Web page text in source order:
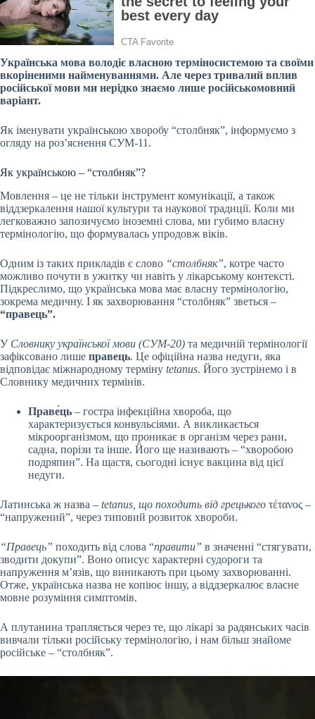
Українська мова володіє власною терміносистемою та своїми
вкоріненими найменуваннями. Але через тривалий вплив
російської мови ми нерідко знаємо лише російськомовний
варіант.
Як іменувати українською хворобу “столбняк”, інформуємо з
огляду на роз’яснення СУМ-11.
Як українською – “столбняк”?
Мовлення – це не тільки інструмент комунікації, а також
віддзеркалення нашої культури та наукової традиції. Коли ми
легковажно запозичуємо іноземні слова, ми губимо власну
термінологію, що формувалась упродовж віків.
Одним із таких прикладів є слово “столбняк”, котре часто
можливо почути в ужитку чи навіть у лікарському контексті.
Підкреслимо, що українська мова має власну термінологію,
зокрема медичну. І як захворювання “столбняк” зветься –
“правець”.
У Словнику української мови (СУМ-20) та медичній термінології
зафіксовано лише правець. Це офіційна назва недуги, яка
відповідає міжнародному терміну tetanus. Його зустрінемо і в
Словнику медичних термінів.
Праве́ць – гостра інфекційна хвороба, що
характеризується конвульсіями. А викликається
мікроорганізмом, що проникає в організм через рани,
садна, порізи та інше. Його ще називають – “хворобою
подряпин”. На щастя, сьогодні існує вакцина від цієї
недуги.
Латинська ж назва – tetanus, що походить від грецького τέτανος –
“напружений”, через типовий розвиток хвороби.
“Правець” походить від слова “правити” в значенні “стягувати,
зводити докупи”. Воно описує характерні судороги та
напруження м’язів, що виникають при цьому захворюванні.
Отже, українська назва не копіює іншу, а віддзеркалює власне
мовне розуміння симптомів.
А плутанина трапляється через те, що лікарі за радянських часів
вивчали тільки російську термінологію, і нам більш знайоме
російське – “столбняк”.